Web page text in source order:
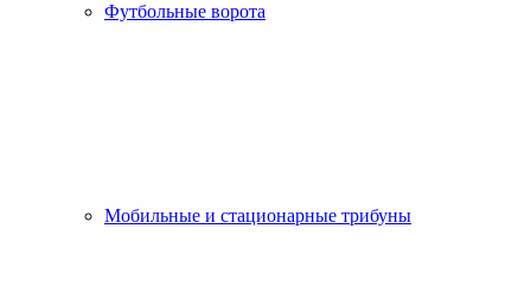
Футбольные ворота
Мобильные и стационарные трибуны